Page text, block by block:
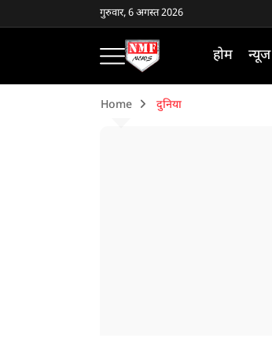
गुरुवार, 6 अगस्त 2026
होम न्यूज
Home दुनिया